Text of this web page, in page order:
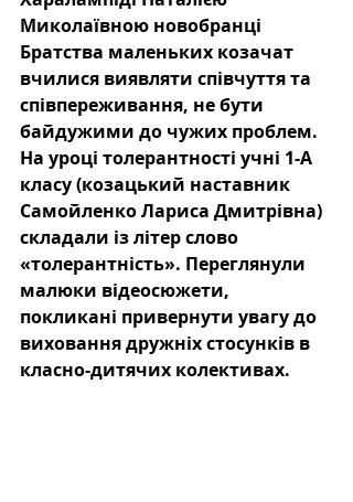
Миколаївною новобранці
Братства маленьких козачат
вчилися виявляти співчуття та
співпереживання, не бути
байдужими до чужих проблем.
На уроці толерантності учні 1-А
класу (козацький наставник
Самойленко Лариса Дмитрівна)
складали із літер слово
«толерантність». Переглянули
малюки відеосюжети,
покликані привернути увагу до
виховання дружніх стосунків в
класно-дитячих колективах.